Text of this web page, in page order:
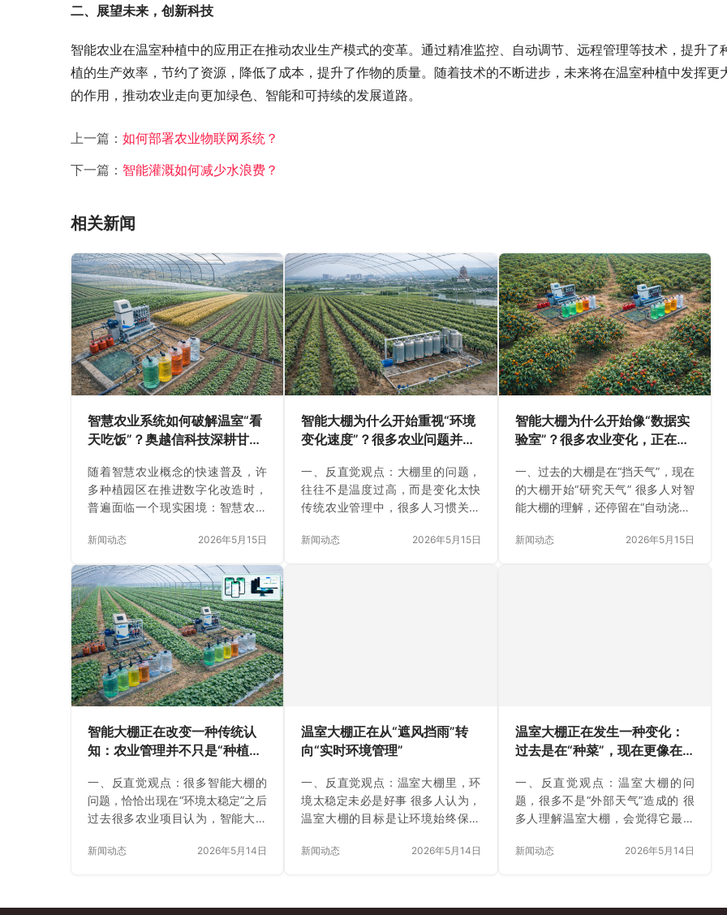
二、展望未来，创新科技
智能农业在温室种植中的应用正在推动农业生产模式的变革。通过精准监控、自动调节、远程管理等技术，提升了
植的生产效率，节约了资源，降低了成本，提升了作物的质量。随着技术的不断进步，未来将在温室种植中发挥更
的作用，推动农业走向更加绿色、智能和可持续的发展道路。
上一篇： 如何部署农业物联网系统？
下一篇： 智能灌溉如何减少水浪费？
相关新闻
智慧农业系统如何破解温室“看
天吃饭”？奥越信科技深耕甘肃
随着智慧农业概念的快速普及，许
多种植园区在推进数字化改造时，
普遍面临一个现实困境：智慧农业
据，而冬季温室冻害、棚内结露病
繁跑现场巡检。 作为国内现代智慧
农业解决方案专业供应商，奥越信
科技（OYES）在大量的设施大棚一
线实践中表明：智慧农业系统的核
心价值，绝非简单的远程开关设
备，而是通过高精度的“全天候环境
持续感知能力”，卡死由于信息滞后
带来的“预防式过量管理”。智慧农业
的“事后补救”真正转向科学的“过程
预判…
新闻动态 2026年5月15日
智能大棚为什么开始重视“环境
变化速度”？很多农业问题并非
一、反直觉观点：大棚里的问题，
往往不是温度过高，而是变化太快
传统农业管理中，很多人习惯关注
目发现，真正影响作物状态的，并
在减少“无效运行” 过去很多大棚管
理方式偏向“预防式操作”。担心缺
水，就提…
新闻动态 2026年5月15日
智能大棚为什么开始像“数据实
验室”？很多农业变化，正在悄
一、过去的大棚是在“挡天气”，现在
的大棚开始“研究天气” 很多人对智
能大棚的理解，还停留在“自动浇水”
来越多农业项目发现：智能大棚真
长期记录。而现在，环境数据会被
持续采集、分析、对比。这意味
着，…
新闻动态 2026年5月15日
智能大棚正在改变一种传统认
知：农业管理并不只是“种植技
一、反直觉观点：很多智能大棚的
问题，恰恰出现在“环境太稳定”之后
过去很多农业项目认为，智能大棚
但实际运行中，一个容易被忽略的
适应能力反而可能下降。例如，一
新闻动态 2026年5月14日
温室大棚正在从“遮风挡雨”转
向“实时环境管理”
一、反直觉观点：温室大棚里，环
境太稳定未必是好事 很多人认为，
温室大棚的目标是让环境始终保持
作物状态的，往往不是单一高温或
依赖固定灌溉、固定通风，大棚环
新闻动态 2026年5月14日
温室大棚正在发生一种变化：
过去是在“种菜”，现在更像在
一、反直觉观点：温室大棚的问
题，很多不是“外部天气”造成的 很
多人理解温室大棚，会觉得它最大
多农业项目发现，真正影响作物状
如，同一座温室里，不同区域可能
新闻动态 2026年5月14日